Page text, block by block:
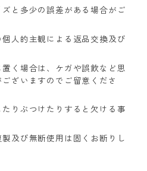
と多少の誤差がある場合がご
人的主観による返品交換及び
く場合は、ケガや誤飲など思
ざいますのでご留意くださ
りぶつけたりすると欠ける事
及び無断使用は固くお断りし